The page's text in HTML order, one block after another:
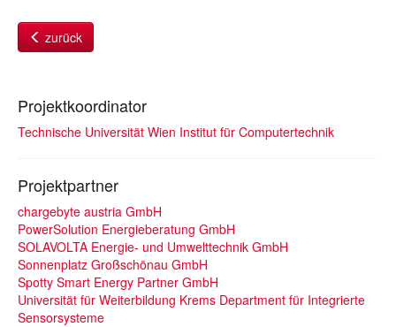
zurück
Projektkoordinator
Technische Universität Wien Institut für Computertechnik
Projektpartner
chargebyte austria GmbH
PowerSolution Energieberatung GmbH
SOLAVOLTA Energie- und Umwelttechnik GmbH
Sonnenplatz Großschönau GmbH
Spotty Smart Energy Partner GmbH
Universität für Weiterbildung Krems Department für Integrierte
Sensorsysteme